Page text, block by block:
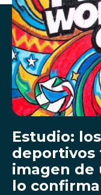
Estudio:
deportivos
imagen de
lo